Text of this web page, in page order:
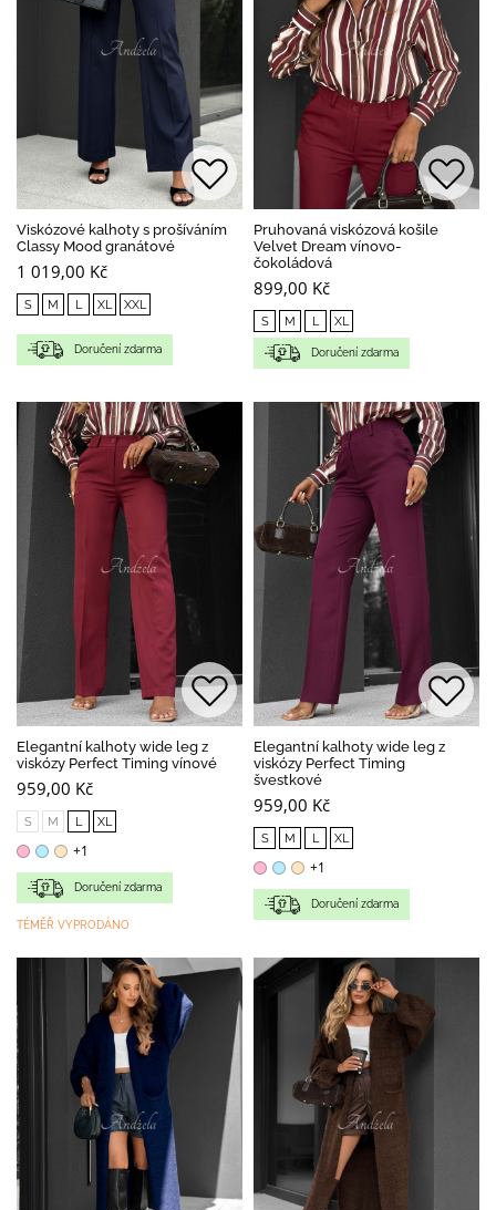
Viskózové kalhoty s prošíváním
Classy Mood granátové
1 019,00 Kč
S M L XL XXL
Doručení zdarma
Pruhovaná viskózová košile
Velvet Dream vínovo-
čokoládová
899,00 Kč
S M L XL
Doručení zdarma
Elegantní kalhoty wide leg z
viskózy Perfect Timing vínové
959,00 Kč
S M L XL
+1
Doručení zdarma
TÉMĚŘ VYPRODÁNO
Elegantní kalhoty wide leg z
viskózy Perfect Timing
švestkové
959,00 Kč
S M L XL
+1
Doručení zdarma